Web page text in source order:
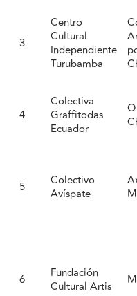
3
Centro
Cultural
Independiente
Turubamba
4
Colectiva
Graffitodas
Ecuador
5
Colectivo
Avíspate
6
Fundación
Cultural Artis